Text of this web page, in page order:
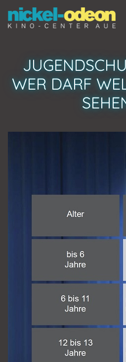
Zum Hauptinhalt springen
WER DARF